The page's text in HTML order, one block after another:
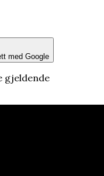
med Google
gjeldende